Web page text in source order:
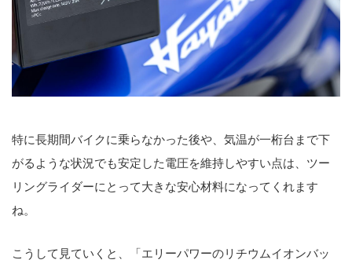
特に長期間バイクに乗らなかった後や、気温が一桁台まで下
がるような状況でも安定した電圧を維持しやすい点は、ツー
リングライダーにとって大きな安心材料になってくれます
ね。
こうして見ていくと、「エリーパワーのリチウムイオンバッ